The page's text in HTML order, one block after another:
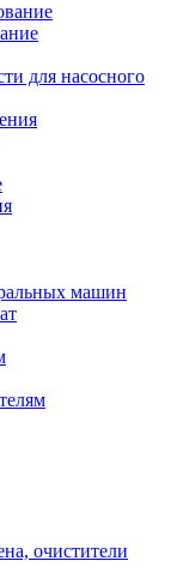
для насосного
машин
очистители